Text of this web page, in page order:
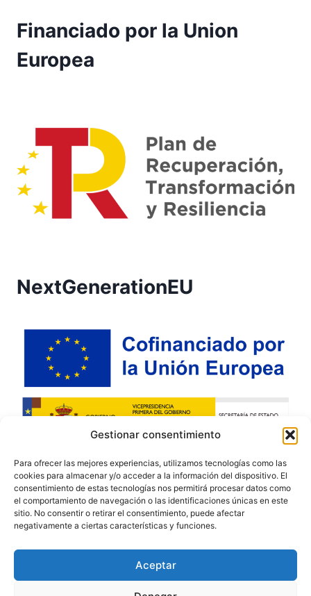
Gestionar consentimiento
Para ofrecer las mejores experiencias, utilizamos tecnologías como las
cookies para almacenar y/o acceder a la información del dispositivo. El
consentimiento de estas tecnologías nos permitirá procesar datos como
el comportamiento de navegación o las identificaciones únicas en este
sitio. No consentir o retirar el consentimiento, puede afectar
negativamente a ciertas características y funciones.
Aceptar
Financiado por la Union
Europea
NextGenerationEU